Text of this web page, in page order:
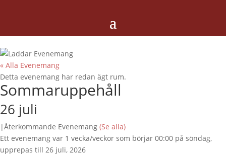
« Alla Evenemang
Detta evenemang har redan ägt rum.
Sommaruppehåll
26 juli
|Återkommande Evenemang (Se alla)
Ett evenemang var 1 vecka/veckor som börjar 00:00 på söndag,
upprepas till 26 juli, 2026